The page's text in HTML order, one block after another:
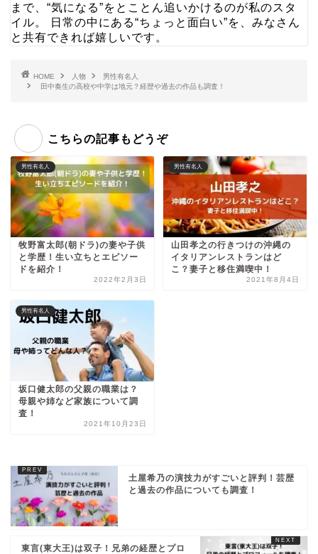
まで、“気になる”をとことん追いかけるのが私のスタ
イル。 日常の中にある“ちょっと面白い”を、みなさん
と共有できれば嬉しいです。
HOME 人物
男性有名人
田中奏生の高校や中学は地元？経歴や過去の作品も調査！
こちらの記事もどうぞ
男性有名人
牧野富太郎(朝ドラ)の妻や子供
と学歴！生い立ちとエピソー
ドを紹介！
2022年2月3日
男性有名人
山田孝之の行きつけの沖縄の
イタリアンレストランはど
こ？妻子と移住満喫中！
2021年8月4日
男性有名人
坂口健太郎の父親の職業は？
母親や姉など家族について調
査！
2021年10月23日
土屋希乃の演技力がすごいと評判！芸歴
と過去の作品についても調査！
東言(東大王)は双子！兄弟の経歴とプロ